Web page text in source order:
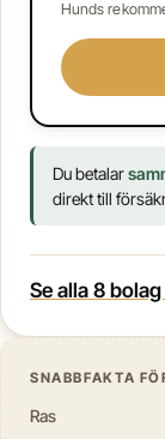
Hunds
Du betalar
direkt till
Se alla 8
SNABBFAKTA
Ras